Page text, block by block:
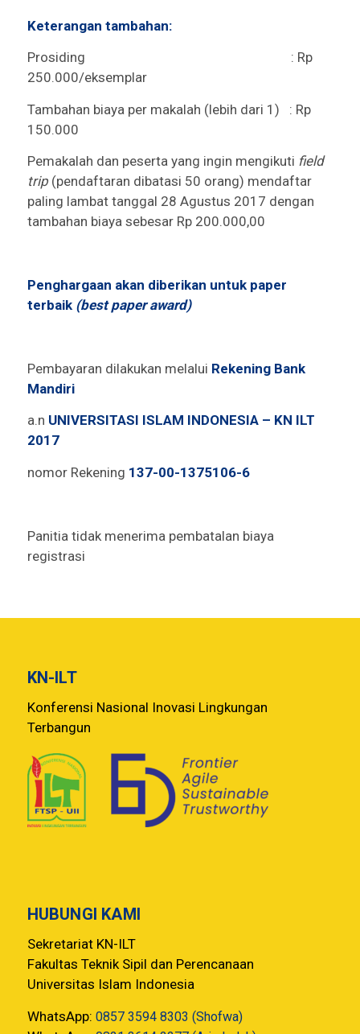
Keterangan tambahan:
Prosiding : Rp
250.000/eksemplar
Tambahan biaya per makalah (lebih dari 1) : Rp
150.000
Pemakalah dan peserta yang ingin mengikuti field
trip (pendaftaran dibatasi 50 orang) mendaftar
paling lambat tanggal 28 Agustus 2017 dengan
tambahan biaya sebesar Rp 200.000,00
Penghargaan akan diberikan untuk paper
terbaik (best paper award)
Pembayaran dilakukan melalui Rekening Bank
Mandiri
a.n UNIVERSITASI ISLAM INDONESIA – KN ILT
2017
nomor Rekening 137-00-1375106-6
Panitia tidak menerima pembatalan biaya
registrasi
KN-ILT
Konferensi Nasional Inovasi Lingkungan
Terbangun
HUBUNGI KAMI
Sekretariat KN-ILT
Fakultas Teknik Sipil dan Perencanaan
Universitas Islam Indonesia
WhatsApp: 0857 3594 8303 (Shofwa)